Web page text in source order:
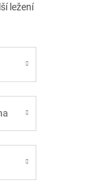
ležení